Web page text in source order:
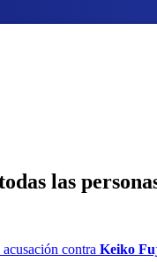
las
contra Keiko